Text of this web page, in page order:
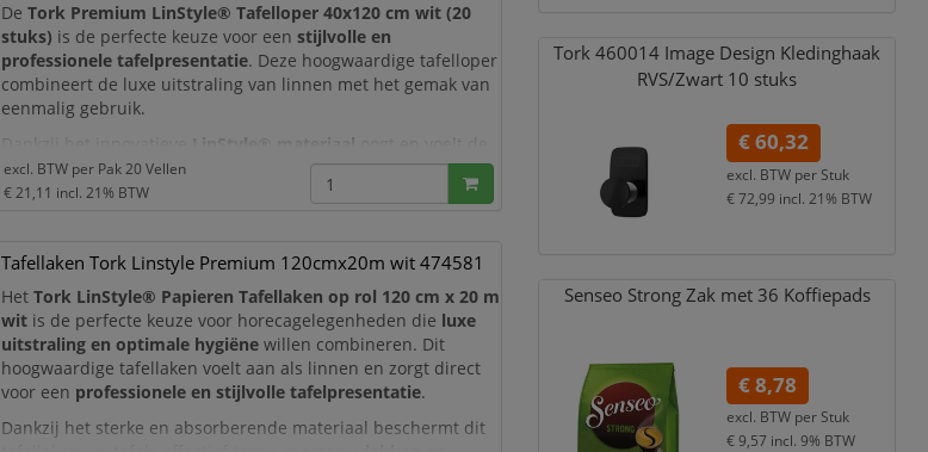
DeTork Premium LinStyle® Tafelloper 40x120 cm wit (20
stuks) is de perfecte keuze voor eenstijlvolle en
professionele tafelpresentatie. Deze hoogwaardige tafelloper
combineert de luxe uitstraling van linnen met het gemak van
eenmalig gebruik.
Dankzij het innovatieve LinStyle® materiaal
tafelloper als echt textiel, terwijl u profiteert van een
hygiënische en praktische oplossing
zonder waskosten.
excl. BTW per Pak 20 Vellen
€ 21,11 incl. 21% BTW
Tafellaken Tork Linstyle Premium 120cmx20m wit 474581
HetTork LinStyle® Papieren Tafellaken op rol 120 cm x 20 m
wit is de perfecte keuze voor horecagelegenheden die luxe
uitstraling en optimale hygiëne willen combineren. Dit
hoogwaardige tafellaken voelt aan als linnen en zorgt direct
voor een professionele en stijlvolle tafelpresentatie.
Dankzij het sterke en absorberende materiaal beschermt dit
Tork 460014 Image Design Kledinghaak
RVS/Zwart 10 stuks
€ 60,32
excl. BTW per Stuk
€ 72,99 incl. 21% BTW
Senseo Strong Zak met 36 Koffiepads
€ 8,78
excl. BTW per Stuk
€ 9,57 incl. 9% BTW